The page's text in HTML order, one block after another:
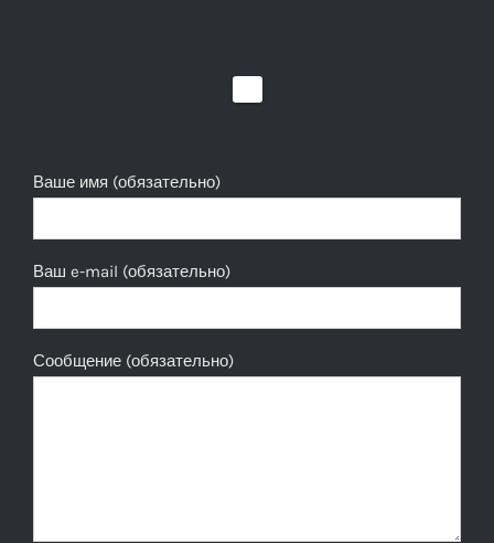
Ваше имя (обязательно)
Ваш e-mail (обязательно)
Сообщение (обязательно)